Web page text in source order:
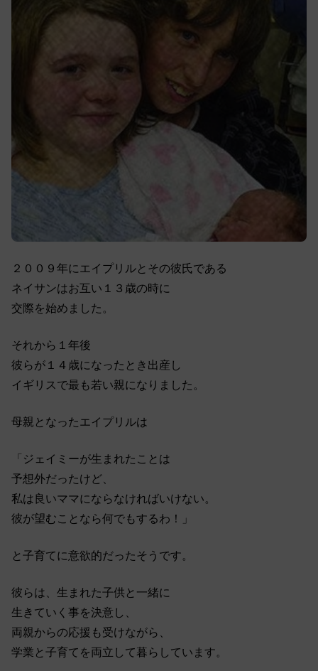
２００９年にエイプリルとその彼氏である
ネイサンはお互い１３歳の時に
交際を始めました。
それから１年後
彼らが１４歳になったとき出産し
イギリスで最も若い親になりました。
母親となったエイプリルは
「ジェイミーが生まれたことは
予想外だったけど、
私は良いママにならなければいけない。
彼が望むことなら何でもするわ！」
と子育てに意欲的だったそうです。
彼らは、生まれた子供と一緒に
生きていく事を決意し、
両親からの応援も受けながら、
学業と子育てを両立して暮らしています。